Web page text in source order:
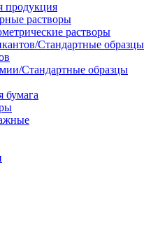
продукция
растворы
растворы
Стандартные образцы
Стандартные образцы
бумага